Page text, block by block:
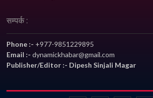
सम्पर्क :
Phone :- +977-9851229895
Email :-dynamickhabar@gmail.com
Publisher/Editor :- Dipesh Sinjali Magar